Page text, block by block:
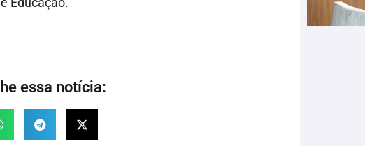
essa notícia: